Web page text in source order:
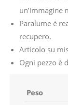
un’immagine
Paralume è
recupero.
Articolo su
Ogni pezzo è
Peso